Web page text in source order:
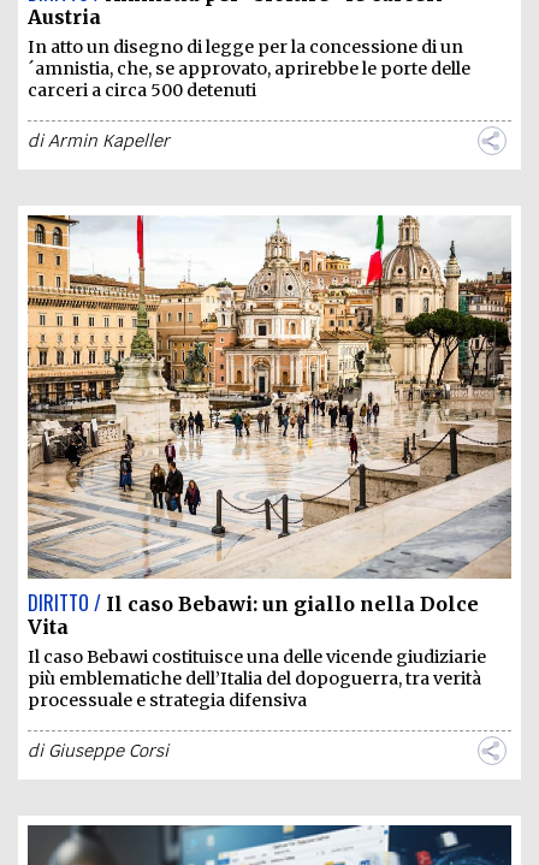
Austria
In atto un disegno di legge per la concessione di un
´amnistia, che, se approvato, aprirebbe le porte delle
carceri a circa 500 detenuti
diArmin Kapeller
DIRITTO / Il caso Bebawi: un giallo nella Dolce
Vita
Il caso Bebawi costituisce una delle vicende giudiziarie
più emblematiche dell’Italia del dopoguerra, tra verità
processuale e strategia difensiva
diGiuseppe Corsi